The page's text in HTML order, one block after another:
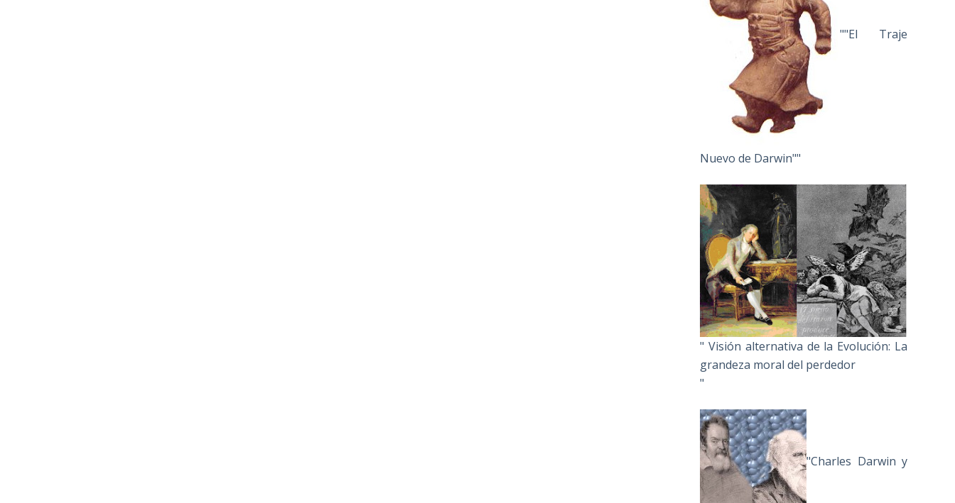
""El Traje
Nuevo de Darwin""
" Visión alternativa de la Evolución: La
grandeza moral del perdedor
"
"Charles Darwin y